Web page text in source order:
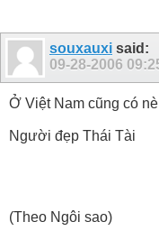
souxauxi said:
09-28-2006
Ở Việt Nam cũng có nè
Người đẹp Thái Tài
(Theo Ngôi sao)